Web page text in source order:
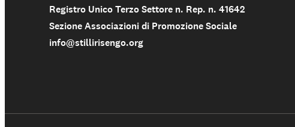
Registro Unico Terzo Settore n. Rep. n. 41642
Sezione Associazioni di Promozione Sociale
info@stillirisengo.org